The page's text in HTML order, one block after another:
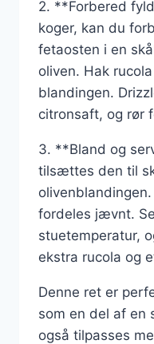
2. **Forbered
koger, kan du
fetaosten i en
oliven. Hak
blandingen.
citronsaft, og rør
3. **Bland og
tilsættes den til
fordeles jævnt.
stuetemperatur,
ekstra rucola og
Denne ret er
som en del af en
også tilpasses